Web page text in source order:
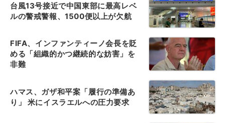
台風13号接近で中国東部に最高レベ
ルの警戒警報、1500便以上が欠航
FIFA、インファンティーノ会長を貶
める「組織的かつ継続的な妨害」を
非難
ハマス、ガザ和平案「履行の準備あ
り」 米にイスラエルへの圧力要求